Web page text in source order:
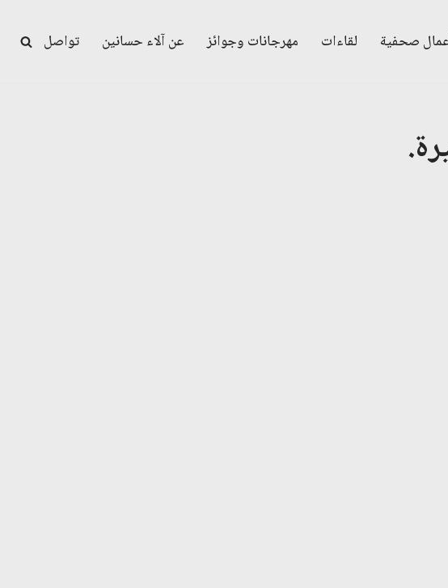
صحفية لقاءات مهرجانات وجوائز عن آلاء حسانين تواصل